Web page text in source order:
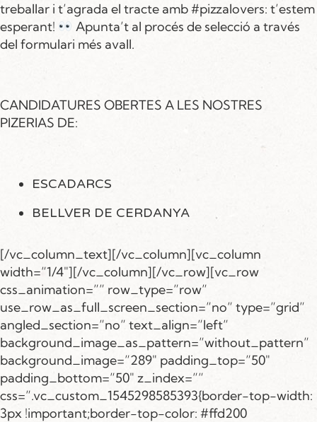
treballar i t’agrada el tracte amb #pizzalovers: t’estem
esperant!
Apunta’t al procés de selecció a través
del formulari més avall.
CANDIDATURES OBERTES A LES NOSTRES
PIZERIAS DE:
ESCADARCS
BELLVER DE CERDANYA
[/vc_column_text][/vc_column][vc_column
width=”1/4″][/vc_column][/vc_row][vc_row
css_animation=”” row_type=”row”
use_row_as_full_screen_section=”no” type=”grid”
angled_section=”no” text_align=”left”
background_image_as_pattern=”without_pattern”
background_image=”289″ padding_top=”50″
padding_bottom=”50″ z_index=””
css=”.vc_custom_1545298585393{border-top-width:
3px !important;border-top-color: #ffd200